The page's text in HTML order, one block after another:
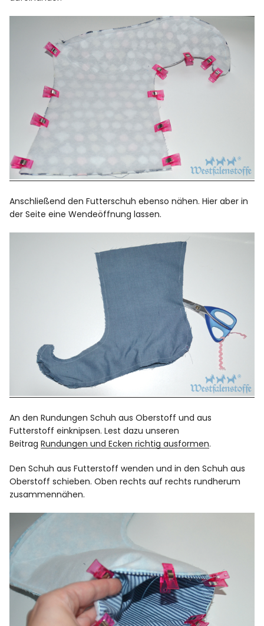
Anschließend den Futterschuh ebenso nähen. Hier aber in
der Seite eine Wendeöffnung lassen.
An den Rundungen Schuh aus Oberstoff und aus
Futterstoff einknipsen. Lest dazu unseren
BeitragRundungen und Ecken richtig ausformen.
Den Schuh aus Futterstoff wenden und in den Schuh aus
Oberstoff schieben. Oben rechts auf rechts rundherum
zusammennähen.